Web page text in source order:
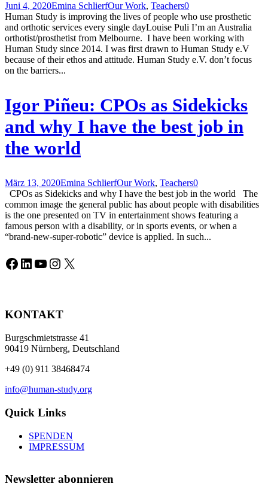
Juni 4, 2020Emina SchlierfOur Work, Teachers0
Human Study is improving the lives of people who use prosthetic
and orthotic services every single dayLouise Puli I’m an Australia
orthotist/prosthetist from Melbourne. I have been working with
Human Study since 2014. I was first drawn to Human Study e.V
because of their ethos and attitude. Human Study e.V. don’t focus
on the barriers...
Igor Piñeu: CPOs as Sidekicks
and why I have the best job in
the world
März 13, 2020Emina SchlierfOur Work, Teachers0
CPOs as Sidekicks and why I have the best job in the world The
common image the general public has about people with disabilities
is the one presented on TV in entertainment shows featuring a
famous person with a disability, or in sports events, or when a
“brand-new-super-robotic” device is applied. In such...
Facebook
LinkedIn
YouTube
Instagram
X
KONTAKT
Burgschmietstrasse 41
90419 Nürnberg, Deutschland
+49 (0) 911 38468474
info@human-study.org
Quick Links
SPENDEN
IMPRESSUM
Newsletter abonnieren